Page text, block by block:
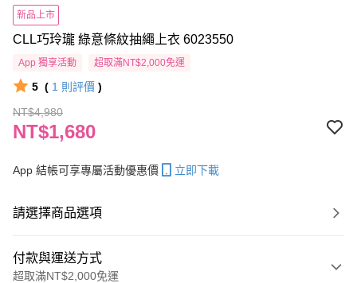
新品上市
CLL巧玲瓏 綠意條紋抽繩上衣 6023550
App 獨享活動 超取滿NT$2,000免運
5 ( 1 則評價 )
NT$4,980
NT$1,680
App 結帳可享專屬活動優惠價 立即下載
請選擇商品選項
付款與運送方式
超取滿NT$2,000免運